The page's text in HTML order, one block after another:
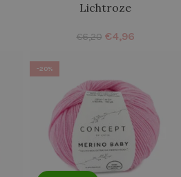
Lichtroze
€6,20 €4,96
-20%